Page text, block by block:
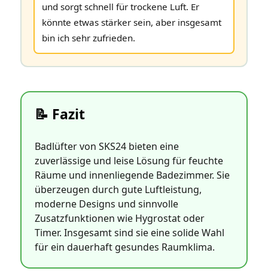
und sorgt schnell für trockene Luft. Er
könnte etwas stärker sein, aber insgesamt
bin ich sehr zufrieden.
📝 Fazit
Badlüfter von SKS24 bieten eine
zuverlässige und leise Lösung für feuchte
Räume und innenliegende Badezimmer. Sie
überzeugen durch gute Luftleistung,
moderne Designs und sinnvolle
Zusatzfunktionen wie Hygrostat oder
Timer. Insgesamt sind sie eine solide Wahl
für ein dauerhaft gesundes Raumklima.